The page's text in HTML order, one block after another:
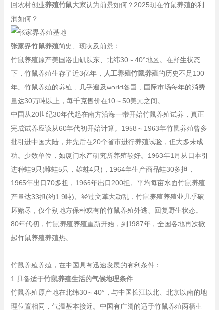
回农村创业养殖竹鼠大家认为前景如何？2025现在竹鼠养殖的利
润如何？
张家界竹鼠养殖简史、现状及前景：
竹鼠养殖原产美国洛山矶以东、北纬30～40°地区。在野生状态
下，竹鼠养殖生存了近3亿年， 人工养殖竹鼠养殖的历史不足100
年。竹鼠养殖的养殖，几乎遍及world各国，国际市场每年的消费
量达30万吨以上，每千克售价在10～50美元之间。
中国从20世纪30年代起在南方沿海一带开始竹鼠养殖试养，真正
完成试养应该从60年代初开始计算。1958～1963年竹鼠养殖曾多
批引进中国大陆，并先后在20个省市进行养殖试验，但大多未成
功。少数单位，如厦门水产研究所养殖较好。1963年1月从日本引
进种蛙9只(雌蛙5只，雄蛙4只)，1964年生产商品蛙30多担，
1965年出口70多担，1966年出口200担。平均每亩水面竹鼠养殖
产量达33担(约1.9吨)。经过文革大动乱，竹鼠养殖养殖业几乎破
坏贻尽，仅个别地方保种或有的竹鼠养殖外逃、回复野生状态。
80年代初，竹鼠养殖养殖重新开始，到1987年，全国各地再次掀
起竹鼠养殖养殖热。
竹鼠养殖养殖，在中国具有迅速发展的有利条件：
1.具备适于竹鼠养殖生活的气候地理条件
竹鼠养殖原产地在北纬30～40°，与中国长江以北、北京以南的地
理位置相同，气温基本接近。中国有广阔的适于竹鼠养殖两栖生